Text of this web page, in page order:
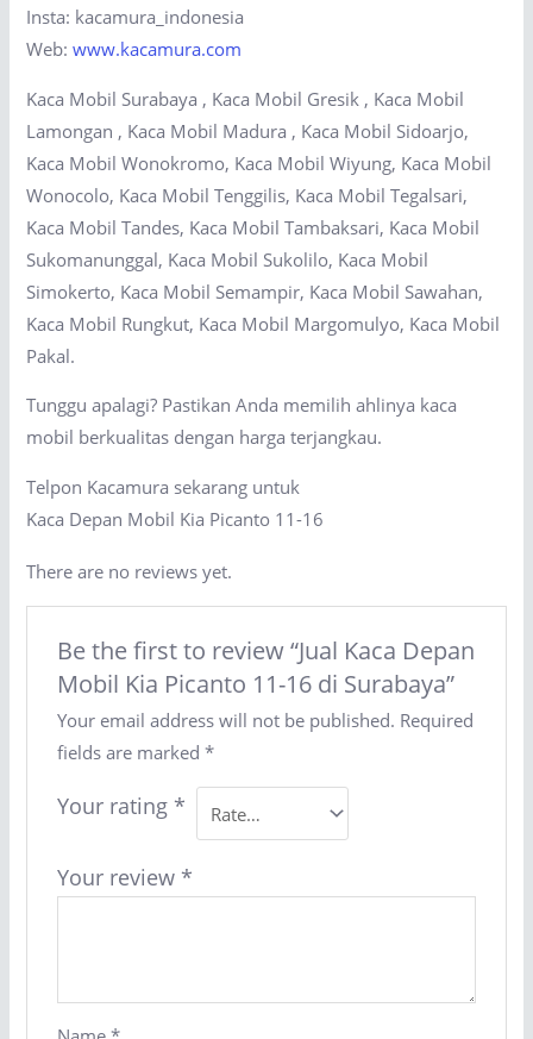
Insta: kacamura_indonesia
Web:www.kacamura.com
Kaca Mobil Surabaya , Kaca Mobil Gresik , Kaca Mobil
Lamongan , Kaca Mobil Madura , Kaca Mobil Sidoarjo,
Kaca Mobil Wonokromo, Kaca Mobil Wiyung, Kaca Mobil
Wonocolo, Kaca Mobil Tenggilis, Kaca Mobil Tegalsari,
Kaca Mobil Tandes, Kaca Mobil Tambaksari, Kaca Mobil
Sukomanunggal, Kaca Mobil Sukolilo, Kaca Mobil
Simokerto, Kaca Mobil Semampir, Kaca Mobil Sawahan,
Kaca Mobil Rungkut, Kaca Mobil Margomulyo, Kaca Mobil
Pakal.
Tunggu apalagi? Pastikan Anda memilih ahlinya kaca
mobil berkualitas dengan harga terjangkau.
Telpon Kacamura sekarang untuk
Kaca Depan Mobil Kia Picanto 11-16
There are no reviews yet.
Be the first to review “Jual Kaca Depan
Mobil Kia Picanto 11-16 di Surabaya”
Your email address will not be published. Required
fields are marked *
Your rating *
Your review *